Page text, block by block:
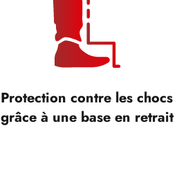
Protection contre les chocs
grâce à une base en retrait